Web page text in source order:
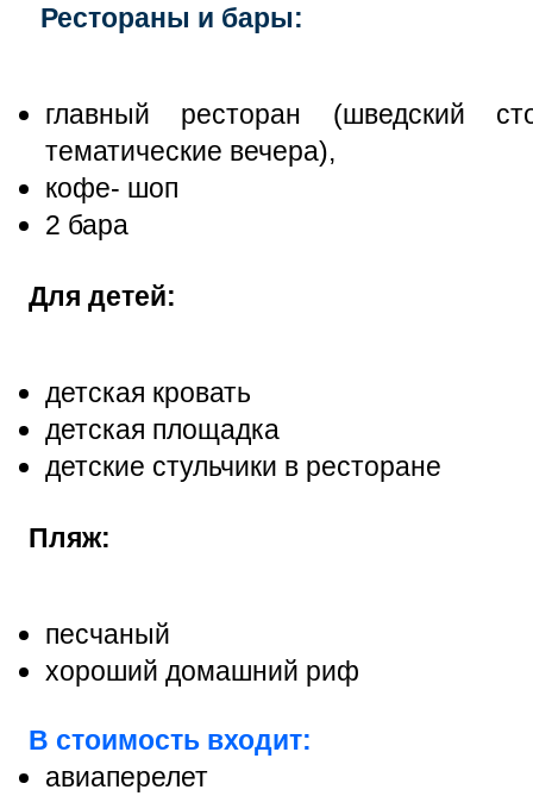
Рестораны и бары:
главный ресторан (шведский
тематические вечера),
кофе- шоп
2 бара
Для детей:
детская кровать
детская площадка
детские стульчики в ресторане
Пляж:
песчаный
хороший домашний риф
В стоимость входит:
авиаперелет